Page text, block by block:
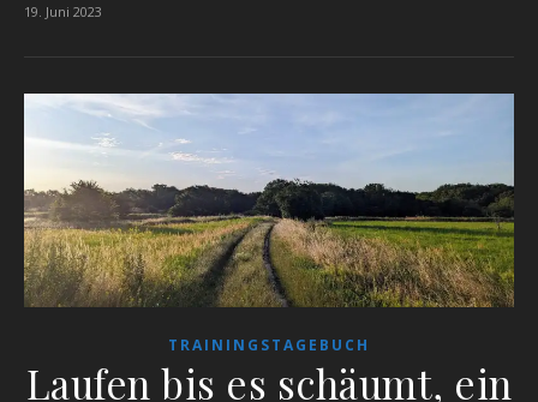
19. Juni 2023
TRAININGSTAGEBUCH
Laufen bis es schäumt, ein